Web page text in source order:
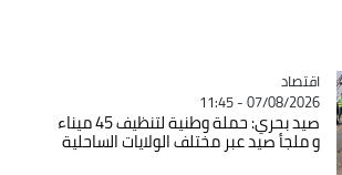
Catégorie
اقتصاد
07/08/2026 - 11:45
صيد بحري: حملة وطنية لتنظيف 45 ميناء
و ملجأ صيد عبر مختلف الولايات الساحلية